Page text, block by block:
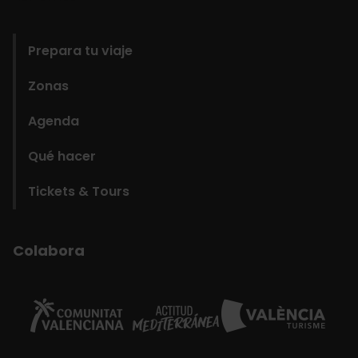
Prepara tu viaje
Zonas
Agenda
Qué hacer
Tickets & Tours
Colabora